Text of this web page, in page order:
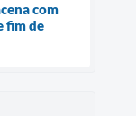
com
fim de